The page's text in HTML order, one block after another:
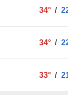
34° /
34° /
33° /